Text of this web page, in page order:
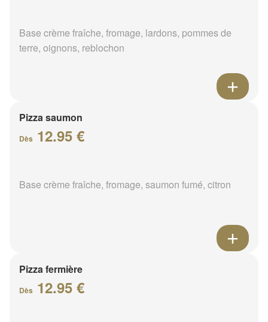
Base crème fraîche, fromage, lardons, pommes de
terre, oignons, reblochon
Pizza saumon
Dès 12.95 €
Base crème fraîche, fromage, saumon fumé, citron
Pizza fermière
Dès 12.95 €